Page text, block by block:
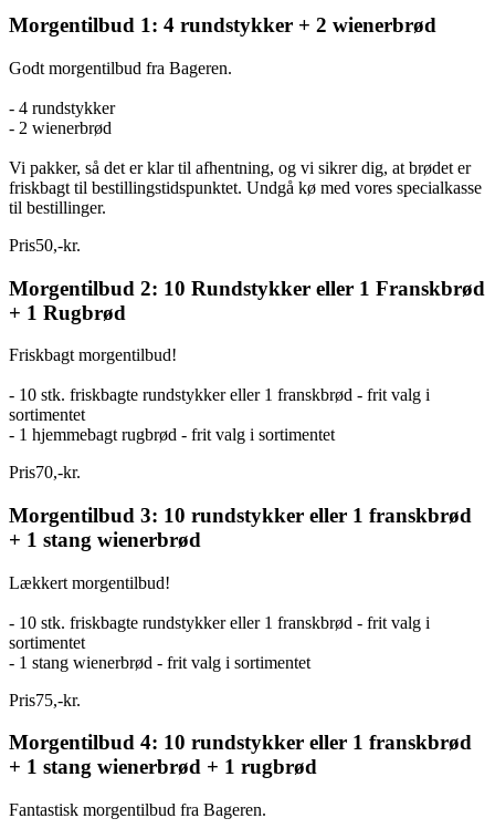
Morgentilbud 1: 4 rundstykker + 2 wienerbrød
Godt morgentilbud fra Bageren.
- 4 rundstykker
- 2 wienerbrød
Vi pakker, så det er klar til afhentning, og vi sikrer dig, at brødet er
friskbagt til bestillingstidspunktet. Undgå kø med vores specialkasse
til bestillinger.
Pris50,-kr.
Morgentilbud 2: 10 Rundstykker eller 1 Franskbrød
+ 1 Rugbrød
Friskbagt morgentilbud!
- 10 stk. friskbagte rundstykker eller 1 franskbrød - frit valg i
sortimentet
- 1 hjemmebagt rugbrød - frit valg i sortimentet
Pris70,-kr.
Morgentilbud 3: 10 rundstykker eller 1 franskbrød
+ 1 stang wienerbrød
Lækkert morgentilbud!
- 10 stk. friskbagte rundstykker eller 1 franskbrød - frit valg i
sortimentet
- 1 stang wienerbrød - frit valg i sortimentet
Pris75,-kr.
Morgentilbud 4: 10 rundstykker eller 1 franskbrød
+ 1 stang wienerbrød + 1 rugbrød
Fantastisk morgentilbud fra Bageren.